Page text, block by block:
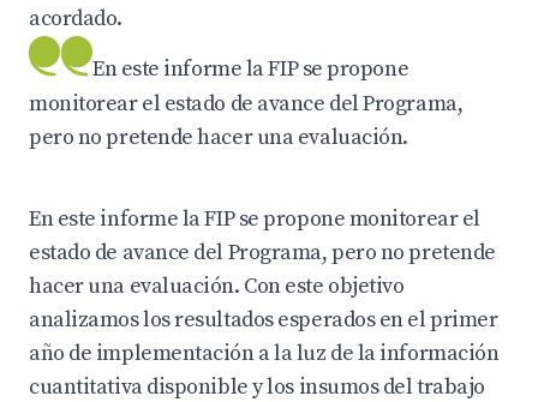
acordado.
En este informe la FIP se propone
monitorear el estado de avance del Programa,
pero no pretende hacer una evaluación.
En este informe la FIP se propone monitorear el
estado de avance del Programa, pero no pretende
hacer una evaluación. Con este objetivo
analizamos los resultados esperados en el primer
año de implementación a la luz de la información
cuantitativa disponible y los insumos del trabajo